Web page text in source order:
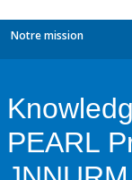
Notre mission
PEARL